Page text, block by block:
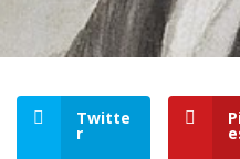
Twitte
r